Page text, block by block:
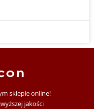
sklepie online!
jakości